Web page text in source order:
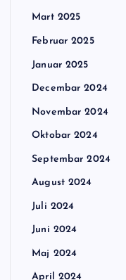
Mart 2025
Februar 2025
Januar 2025
Decembar 2024
Novembar 2024
Oktobar 2024
Septembar 2024
August 2024
Juli 2024
Juni 2024
Maj 2024
April 2024